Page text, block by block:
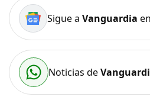
Sigue a Vanguardia
Noticias de